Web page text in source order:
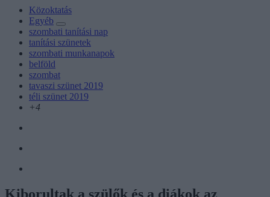
Közoktatás
Egyéb
szombati tanítási nap
tanítási szünetek
szombati munkanapok
belföld
szombat
tavaszi szünet 2019
téli szünet 2019
+4
Kiborultak a szülők és a diákok az